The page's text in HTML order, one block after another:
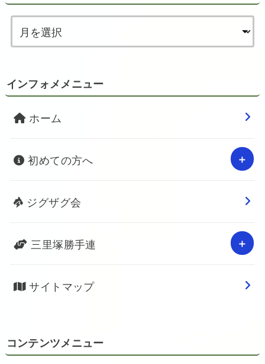
インフォメメニュー
ホーム
初めての方へ
ジグザグ会
三里塚勝手連
サイトマップ
コンテンツメニュー